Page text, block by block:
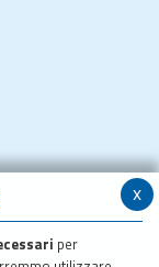
x
per